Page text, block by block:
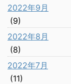
2022年9月
(9)
2022年8月
(8)
2022年7月
(11)